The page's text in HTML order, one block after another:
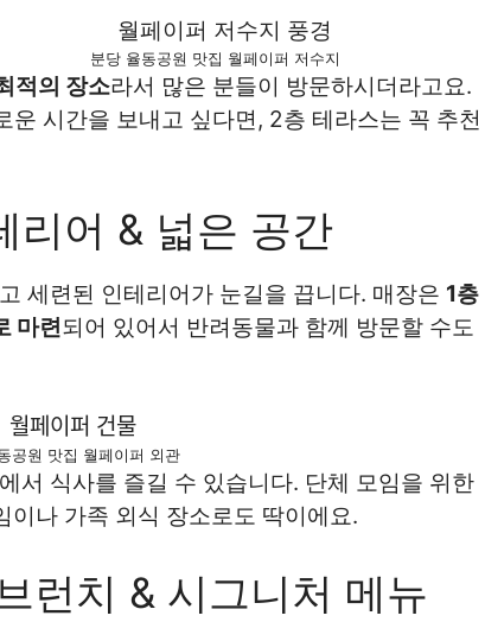
분당 율동공원 맛집 월페이퍼 저수지
적의 장소라서 많은 분들이 방문하시더라고요.
시간을 보내고 싶다면, 2층 테라스는 꼭 추천
리어 & 넓은 공간
세련된 인테리어가 눈길을 끕니다. 매장은 1층
마련 되어 있어서 반려동물과 함께 방문할 수도
공원 맛집 월페이퍼 외관
에서 식사를 즐길 수 있습니다. 단체 모임을 위한
이나 가족 외식 장소로도 딱이에요.
런치 & 시그니처 메뉴